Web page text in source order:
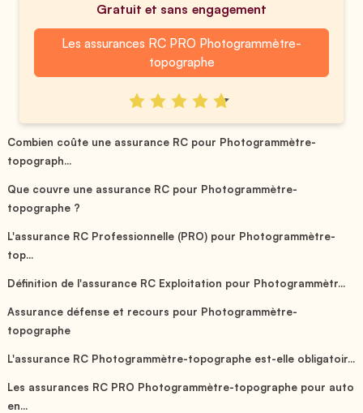
Gratuit et sans engagement
Les assurances RC PRO Photogrammètre-
topographe
Combien coûte une assurance RC pour Photogrammètre-
topograph...
Que couvre une assurance RC pour Photogrammètre-
topographe ?
L'assurance RC Professionnelle (PRO) pour Photogrammètre-
top...
Définition de l'assurance RC Exploitation pour Photogrammètr...
Assurance défense et recours pour Photogrammètre-
topographe
L'assurance RC Photogrammètre-topographe est-elle obligatoir...
Les assurances RC PRO Photogrammètre-topographe pour auto
en...